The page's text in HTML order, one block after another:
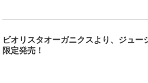
ビオリスタオーガニクスより、ジュ
限定発売！